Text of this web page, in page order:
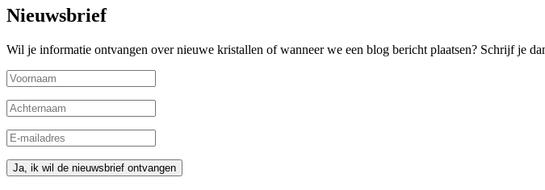
Nieuwsbrief
Wil je informatie ontvangen over nieuwe kristallen of wanneer we een blog bericht plaatsen? Schrijf je